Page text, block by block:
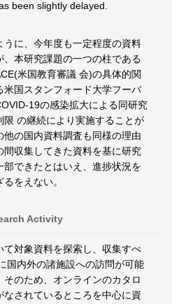
been slightly delayed.
に、今年度も一定程度の資料
本研究課題の一つの柱である
米国教育審議 会)の具体的関
国スタンフォード大学フーバ
19の感染拡大による同研究
限 の継続により実施することが
の国内資料調査も同様の理由
間収集してきた資料を基に研究
できたとはいえ、進捗状況を
をえない。
Activity
対象資料を探索し、収集すべ
国内外の諸施設への訪問が可能
のため、オンラインのカタロ
されているところを中心に資